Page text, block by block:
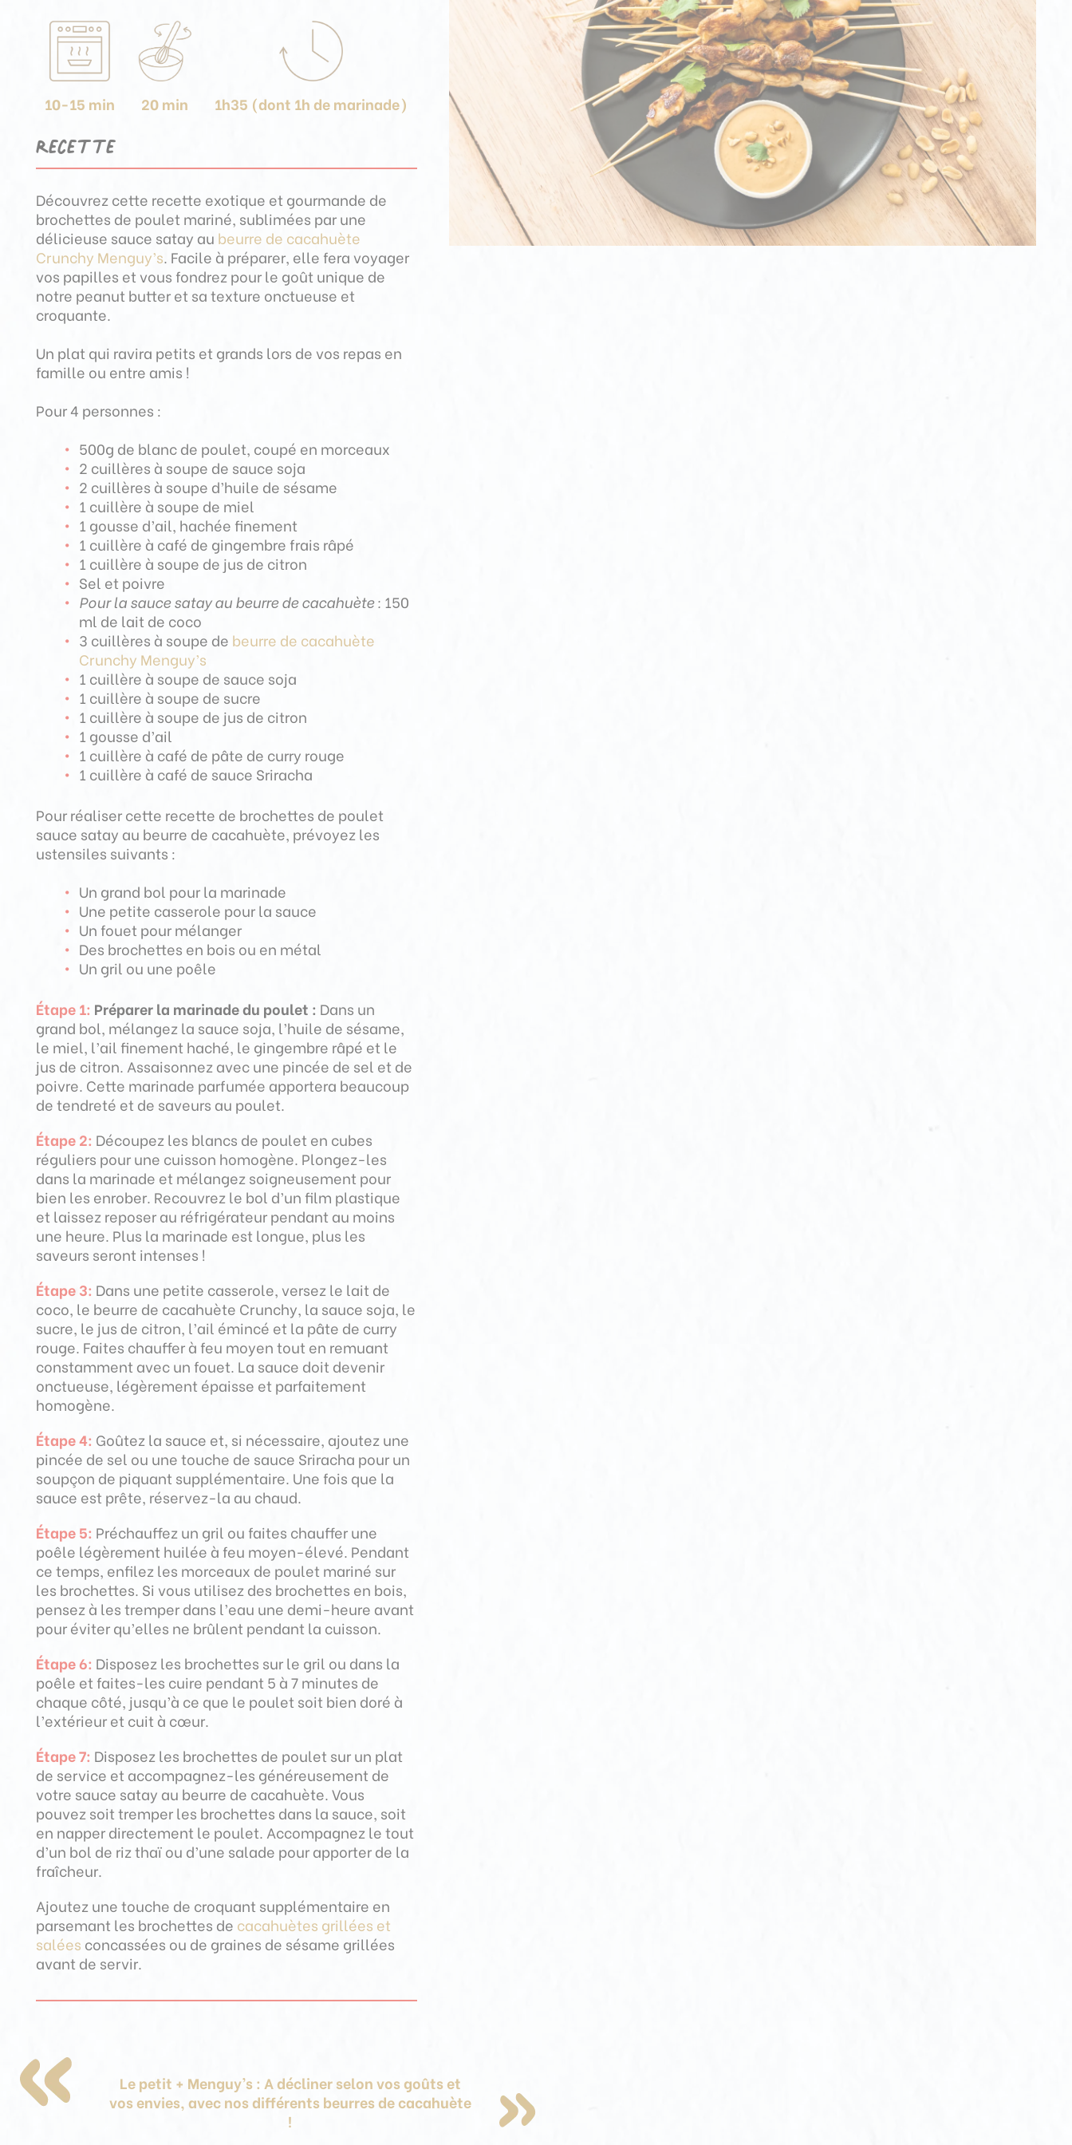
10-15 min 20 min 1h35 (dont 1h de marinade)
Recette
Découvrez cette recette exotique et gourmande de
brochettes de poulet mariné, sublimées par une
délicieuse sauce satay au beurre de cacahuète
Crunchy Menguy’s. Facile à préparer, elle fera voyager
vos papilles et vous fondrez pour le goût unique de
notre peanut butter et sa texture onctueuse et
croquante.
Un plat qui ravira petits et grands lors de vos repas en
famille ou entre amis !
Pour 4 personnes :
500g de blanc de poulet, coupé en morceaux
2 cuillères à soupe de sauce soja
2 cuillères à soupe d’huile de sésame
1 cuillère à soupe de miel
1 gousse d’ail, hachée finement
1 cuillère à café de gingembre frais râpé
1 cuillère à soupe de jus de citron
Sel et poivre
Pour la sauce satay au beurre de cacahuète : 150
ml de lait de coco
3 cuillères à soupe de beurre de cacahuète
Crunchy Menguy’s
1 cuillère à soupe de sauce soja
1 cuillère à soupe de sucre
1 cuillère à soupe de jus de citron
1 gousse d’ail
1 cuillère à café de pâte de curry rouge
1 cuillère à café de sauce Sriracha
Pour réaliser cette recette de brochettes de poulet
sauce satay au beurre de cacahuète, prévoyez les
ustensiles suivants :
Un grand bol pour la marinade
Une petite casserole pour la sauce
Un fouet pour mélanger
Des brochettes en bois ou en métal
Un gril ou une poêle
Étape 1: Préparer la marinade du poulet : Dans un
grand bol, mélangez la sauce soja, l’huile de sésame,
le miel, l’ail finement haché, le gingembre râpé et le
jus de citron. Assaisonnez avec une pincée de sel et de
poivre. Cette marinade parfumée apportera beaucoup
de tendreté et de saveurs au poulet.
Étape 2: Découpez les blancs de poulet en cubes
réguliers pour une cuisson homogène. Plongez-les
dans la marinade et mélangez soigneusement pour
bien les enrober. Recouvrez le bol d’un film plastique
et laissez reposer au réfrigérateur pendant au moins
une heure. Plus la marinade est longue, plus les
saveurs seront intenses !
Étape 3: Dans une petite casserole, versez le lait de
coco, le beurre de cacahuète Crunchy, la sauce soja, le
sucre, le jus de citron, l’ail émincé et la pâte de curry
rouge. Faites chauffer à feu moyen tout en remuant
constamment avec un fouet. La sauce doit devenir
onctueuse, légèrement épaisse et parfaitement
homogène.
Étape 4: Goûtez la sauce et, si nécessaire, ajoutez une
pincée de sel ou une touche de sauce Sriracha pour un
soupçon de piquant supplémentaire. Une fois que la
sauce est prête, réservez-la au chaud.
Étape 5: Préchauffez un gril ou faites chauffer une
poêle légèrement huilée à feu moyen-élevé. Pendant
ce temps, enfilez les morceaux de poulet mariné sur
les brochettes. Si vous utilisez des brochettes en bois,
pensez à les tremper dans l’eau une demi-heure avant
pour éviter qu’elles ne brûlent pendant la cuisson.
Étape 6: Disposez les brochettes sur le gril ou dans la
poêle et faites-les cuire pendant 5 à 7 minutes de
chaque côté, jusqu’à ce que le poulet soit bien doré à
l’extérieur et cuit à cœur.
Étape 7: Disposez les brochettes de poulet sur un plat
de service et accompagnez-les généreusement de
votre sauce satay au beurre de cacahuète. Vous
pouvez soit tremper les brochettes dans la sauce, soit
en napper directement le poulet. Accompagnez le tout
d’un bol de riz thaï ou d’une salade pour apporter de la
fraîcheur.
Ajoutez une touche de croquant supplémentaire en
parsemant les brochettes de cacahuètes grillées et
salées concassées ou de graines de sésame grillées
avant de servir.
Le petit + Menguy’s : A décliner selon vos goûts et
vos envies, avec nos différents beurres de cacahuète
!